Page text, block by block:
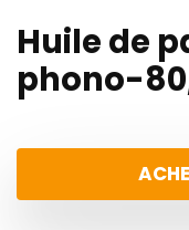
Huile de
phono-